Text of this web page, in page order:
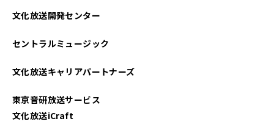
文化放送開発センター
セントラルミュージック
文化放送キャリアパートナーズ
東京音研放送サービス
文化放送iCraft